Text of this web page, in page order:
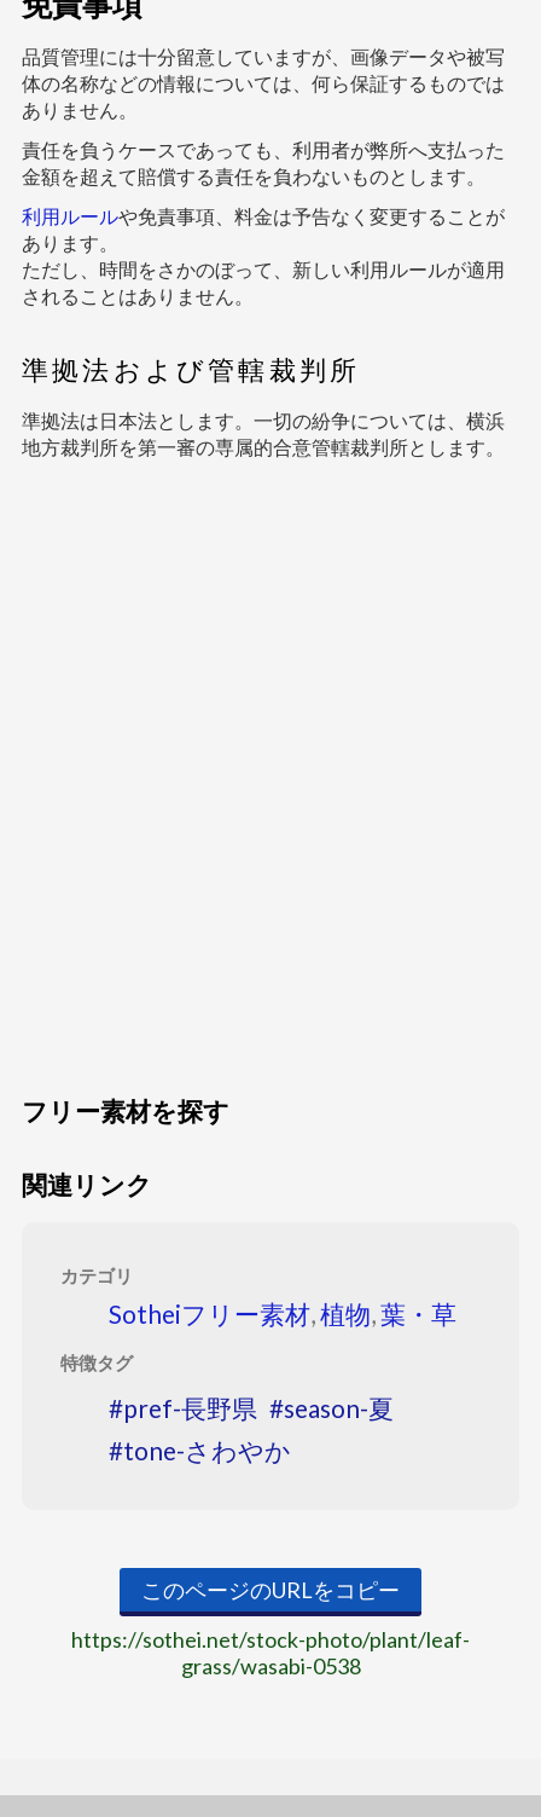
品質管理には十分留意していますが、画像データや被写
体の名称などの情報については、何ら保証するものでは
ありません。
責任を負うケースであっても、利用者が弊所へ支払った
金額を超えて賠償する責任を負わないものとします。
利用ルールや免責事項、料金は予告なく変更することが
あります。
ただし、時間をさかのぼって、新しい利用ルールが適用
されることはありません。
準拠法および管轄裁判所
準拠法は日本法とします。一切の紛争については、横浜
地方裁判所を第一審の専属的合意管轄裁判所とします。
フリー素材を探す
関連リンク
カテゴリ
Sotheiフリー素材,植物,葉・草
特徴タグ
pref-長野県
season-夏
tone-さわやか
このページのURLをコピー
https://sothei.net/stock-photo/plant/leaf-
grass/wasabi-0538